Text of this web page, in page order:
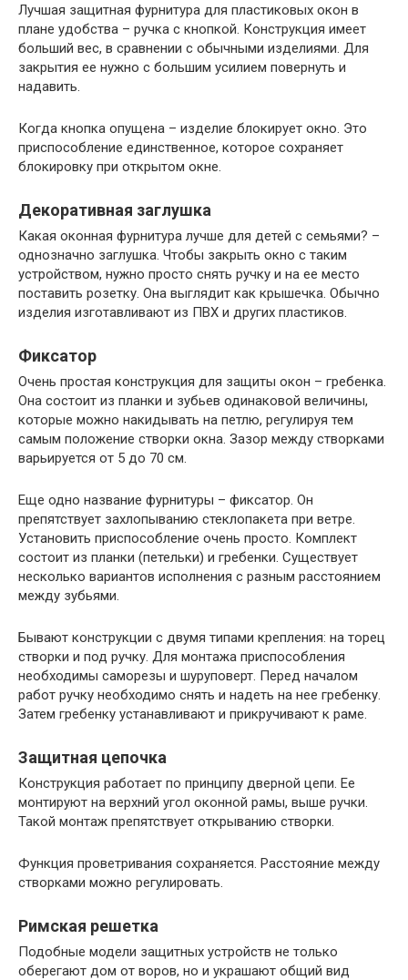
Лучшая защитная фурнитура для пластиковых окон в
плане удобства – ручка с кнопкой. Конструкция имеет
больший вес, в сравнении с обычными изделиями. Для
закрытия ее нужно с большим усилием повернуть и
надавить.
Когда кнопка опущена – изделие блокирует окно. Это
приспособление единственное, которое сохраняет
блокировку при открытом окне.
Декоративная заглушка
Какая оконная фурнитура лучше для детей с семьями? –
однозначно заглушка. Чтобы закрыть окно с таким
устройством, нужно просто снять ручку и на ее место
поставить розетку. Она выглядит как крышечка. Обычно
изделия изготавливают из ПВХ и других пластиков.
Фиксатор
Очень простая конструкция для защиты окон – гребенка.
Она состоит из планки и зубьев одинаковой величины,
которые можно накидывать на петлю, регулируя тем
самым положение створки окна. Зазор между створками
варьируется от 5 до 70 см.
Еще одно название фурнитуры – фиксатор. Он
препятствует захлопыванию стеклопакета при ветре.
Установить приспособление очень просто. Комплект
состоит из планки (петельки) и гребенки. Существует
несколько вариантов исполнения с разным расстоянием
между зубьями.
Бывают конструкции с двумя типами крепления: на торец
створки и под ручку. Для монтажа приспособления
необходимы саморезы и шуруповерт. Перед началом
работ ручку необходимо снять и надеть на нее гребенку.
Затем гребенку устанавливают и прикручивают к раме.
Защитная цепочка
Конструкция работает по принципу дверной цепи. Ее
монтируют на верхний угол оконной рамы, выше ручки.
Такой монтаж препятствует открыванию створки.
Функция проветривания сохраняется. Расстояние между
створками можно регулировать.
Римская решетка
Подобные модели защитных устройств не только
оберегают дом от воров, но и украшают общий вид